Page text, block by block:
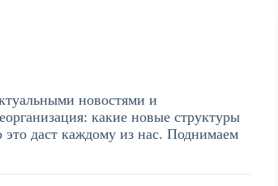
новостями и
какие новые структуры
даст каждому из нас. Поднимаем